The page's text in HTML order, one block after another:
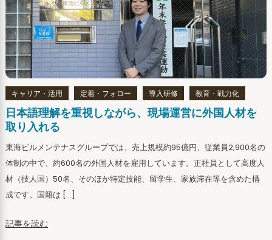
キャリア・活用 定着・フォロー 導入研修 教育・戦力化
日本語理解を重視しながら、現場運営に外国人材を
取り入れる
東海ビルメンテナスグループでは、売上規模約95億円、従業員2,900名の
体制の中で、約600名の外国人材を雇用しています。正社員として高度人
材（技人国）50名、そのほか特定技能、留学生、家族滞在等を含めた構
成です。国籍は […]
記事を読む